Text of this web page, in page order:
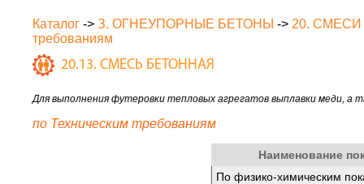
Каталог -> З. ОГНЕУПОРНЫЕ БЕТОНЫ -> 20.
требованиям
20.13. СМЕСЬ БЕТОННАЯ
Для выполнения футеровки тепловых агрегатов выплавки меди, а
по Техническим требованиям
Наименование
По физико-химическим